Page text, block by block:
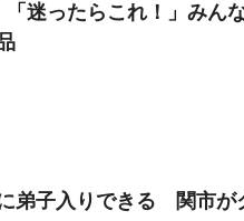
「迷ったらこれ！」みん
弟子入りできる 関市が